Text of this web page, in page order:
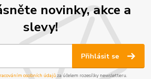
novinky, akce a
slevy!
Přihlásit se
osobních údajůza účelem rozesílky newsletteru.